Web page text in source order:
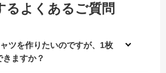
るよくあるご質問
ツを作りたいのですが、1枚
ますか？